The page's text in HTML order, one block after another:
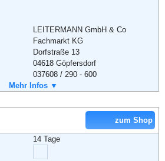
LEITERMANN GmbH & Co
Fachmarkt KG
Dorfstraße 13
04618 Göpfersdorf
037608 / 290 - 600
037608 / 290 - 619
Blog
Mehr Infos ▼
zum Shop
14 Tage